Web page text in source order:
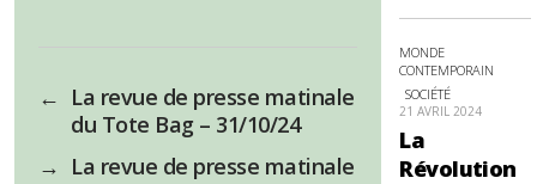
← La revue de presse matinale
du Tote Bag – 31/10/24
→ La revue de presse matinale
MONDE
CONTEMPORAIN
SOCIÉTÉ
21 AVRIL 2024
La
Révolution